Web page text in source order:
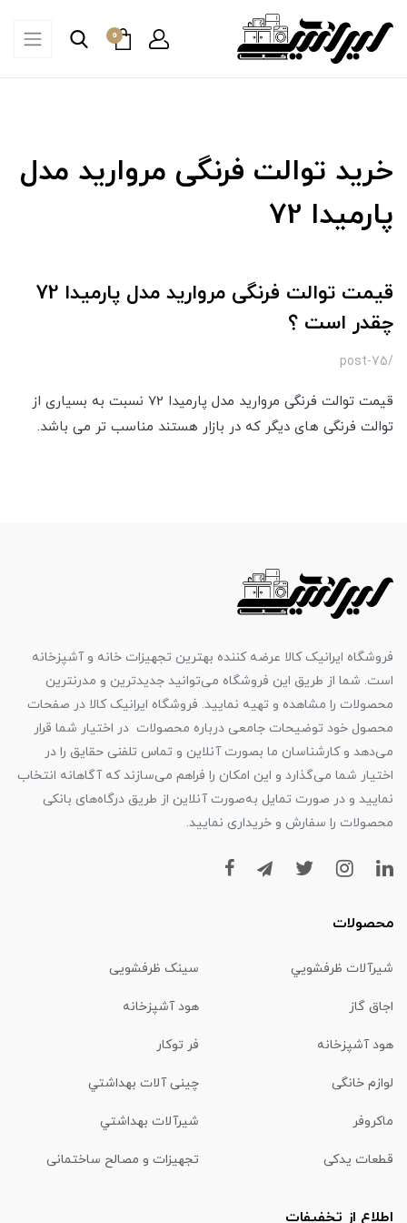
0
خرید توالت فرنگی مروارید مدل
پارمیدا 72
قیمت توالت فرنگی مروارید مدل پارمیدا 72
چقدر است ؟
/post-75
قیمت توالت فرنگی مروارید مدل پارمیدا 72 نسبت به بسیاری از
توالت فرنگی های دیگر که در بازار هستند مناسب تر می باشد.
فروشگاه ایرانیک کالا عرضه کننده بهترین تجهیزات خانه و آشپزخانه
است. شما از طریق این فروشگاه می‌توانید جدیدترین و مدرنترین
محصولات را مشاهده و تهیه نمایید. فروشگاه ایرانیک کالا در صفحات
محصول خود توضیحات جامعی درباره محصولات در اختیار شما قرار
می‌دهد و کارشناسان ما بصورت آنلاین و تماس تلفنی حقایق را در
اختیار شما می‌گذارد و این امکان را فراهم می‌سازند که آگاهانه انتخاب
نمایید و در صورت تمایل به‌صورت آنلاین از طریق درگاه‌های بانکی
محصولات را سفارش و خریداری نمایید.
محصولات
شیرآلات ظرفشويي سینک ظرفشویی
اجاق گاز هود آشپزخانه
هود آشپزخانه فر توکار
لوازم خانگی چینی آلات بهداشتي
ماكروفر شیرآلات بهداشتي
قطعات یدکی تجهیزات و مصالح ساختمانی
اطلاع از تخفیفات